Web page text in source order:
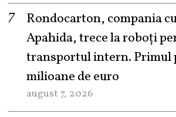
Rondocarton, compania
Apahida, trece la roboți
transportul intern. Primul
milioane de euro
august 7, 2026